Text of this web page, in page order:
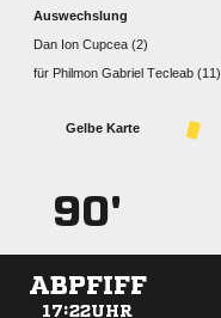
Auswechslung
   
für    
Gelbe Karte
90'
ABPFIFF
17:22UHR